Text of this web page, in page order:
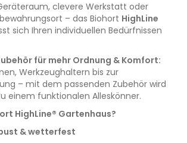
clevere Werkstatt oder
– das Biohort HighLine
sich Ihren individuellen Bedürfnissen
für mehr Ordnung & Komfort:
Werkzeughaltern bis zur
– mit dem passenden Zubehör wird
einem funktionalen Alleskönner.
HighLine® Gartenhaus?
& wetterfest